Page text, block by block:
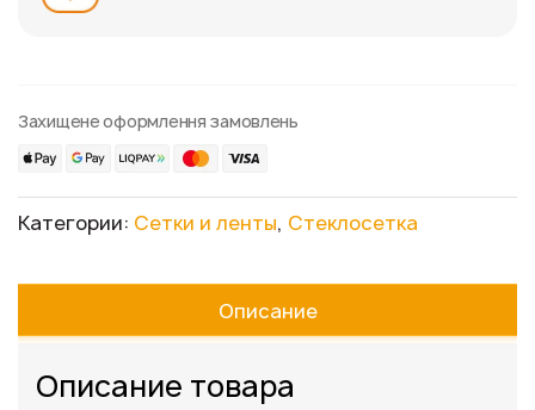
Захищене оформлення замовлень
Категории: Сетки и ленты, Стеклосетка
Описание
Описание товара